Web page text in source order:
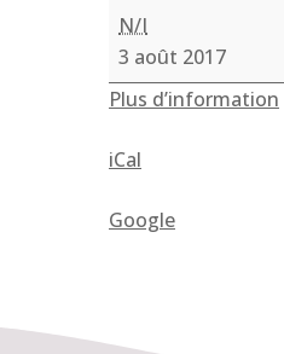
Vacances
en
famille
N/I
3 août 2017
Plus d’information
iCal
Google